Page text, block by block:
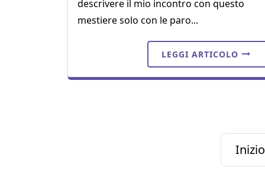
descrivere il mio incontro con questo
mestiere solo con le paro...
LEGGI ARTICOLO
Inizio